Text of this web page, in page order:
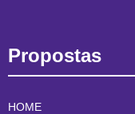
Propostas
HOME